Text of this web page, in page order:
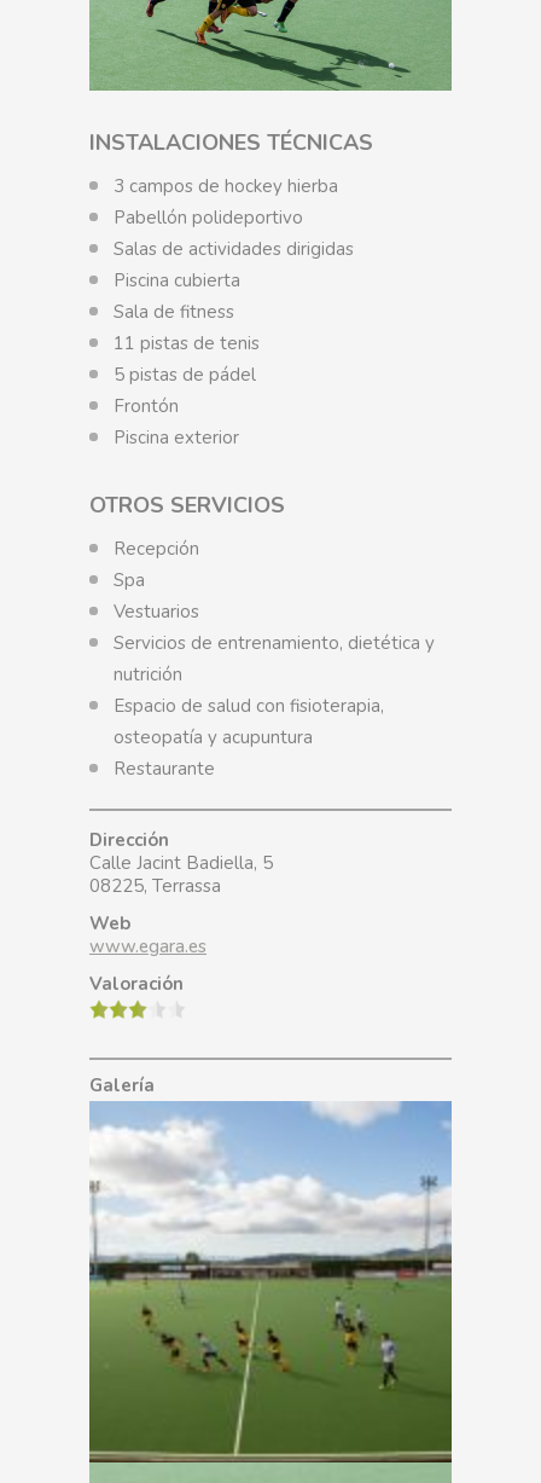
INSTALACIONES TÉCNICAS
3 campos de hockey hierba
Pabellón polideportivo
Salas de actividades dirigidas
Piscina cubierta
Sala de fitness
11 pistas de tenis
5 pistas de pádel
Frontón
Piscina exterior
OTROS SERVICIOS
Recepción
Spa
Vestuarios
Servicios de entrenamiento, dietética y
nutrición
Espacio de salud con fisioterapia,
osteopatía y acupuntura
Restaurante
Dirección
Calle Jacint Badiella, 5
08225, Terrassa
Web
www.egara.es
Valoración
Galería